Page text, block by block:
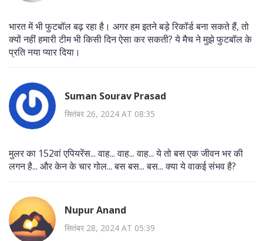
भारत में भी फुटबॉल बढ़ रहा है। अगर हम इतने बड़े रिकॉर्ड बना सकते हैं, तो
क्यों नहीं हमारी टीम भी किसी दिन ऐसा कर सकती? ये मैच ने मुझे फुटबॉल के
प्रति नया प्यार दिया।
Suman Sourav Prasad
सितंबर 26, 2024 AT 08:35
मुलर का 152वां एपियरेंस... वाह... वाह... वाह... ये तो बस एक जीवन भर की
लगन है... और केन के चार गोल... बस बस... बस... क्या ये वाकई संभव है?
Nupur Anand
सितंबर 28, 2024 AT 05:39